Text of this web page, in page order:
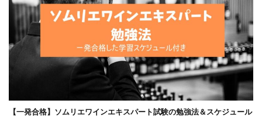
【一発合格】ソムリエワインエキスパート試験の勉強法＆スケジュール